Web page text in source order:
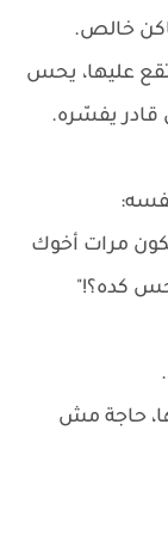
خالص.
عليها، يحس
يفسّره.
مرات أخوك
كده؟!"
حاجة مش